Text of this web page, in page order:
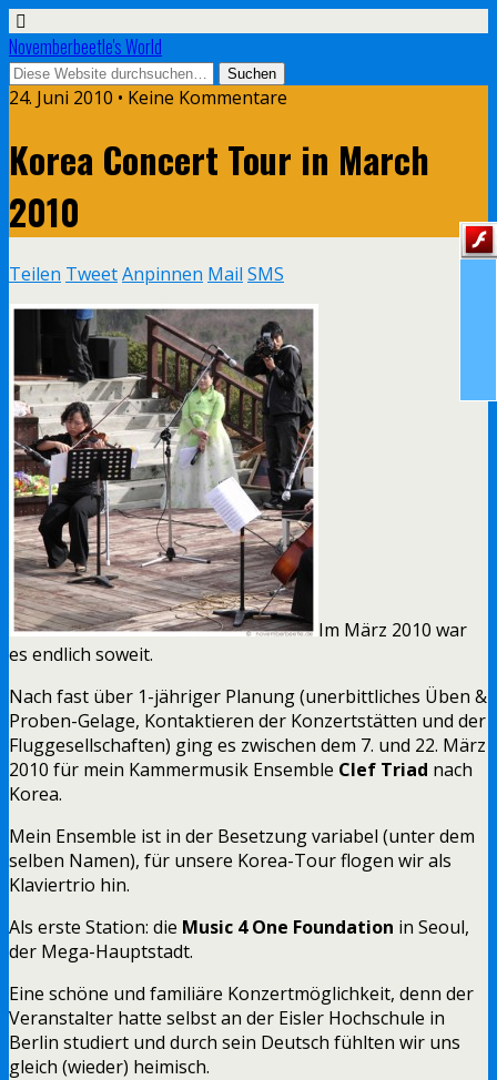
Novemberbeetle's World
24. Juni 2010 • Keine Kommentare
Korea Concert Tour in March
2010
Teilen TweetAnpinnen Mail SMS
Im März 2010 war
es endlich soweit.
Nach fast über 1-jähriger Planung (unerbittliches Üben &
Proben-Gelage, Kontaktieren der Konzertstätten und der
Fluggesellschaften) ging es zwischen dem 7. und 22. März
2010 für mein Kammermusik Ensemble Clef Triad nach
Korea.
Mein Ensemble ist in der Besetzung variabel (unter dem
selben Namen), für unsere Korea-Tour flogen wir als
Klaviertrio hin.
Als erste Station: die Music 4 One Foundation in Seoul,
der Mega-Hauptstadt.
Eine schöne und familiäre Konzertmöglichkeit, denn der
Veranstalter hatte selbst an der Eisler Hochschule in
Berlin studiert und durch sein Deutsch fühlten wir uns
gleich (wieder) heimisch.